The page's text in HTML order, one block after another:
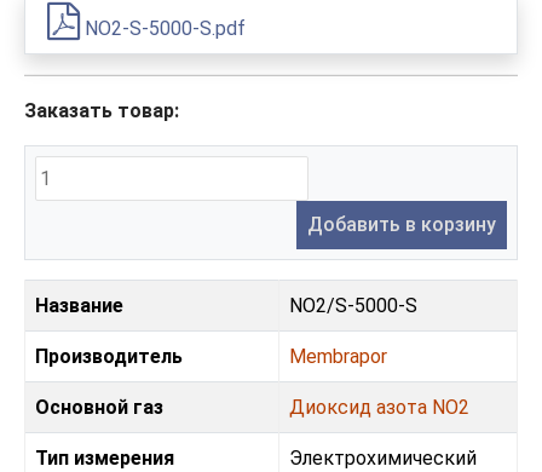
NO2-S-5000-S.pdf
Заказать товар:
Добавить в корзину
Название NO2/S-5000-S
Производитель Membrapor
Основной газ Диоксид азота NO2
Тип измерения Электрохимический